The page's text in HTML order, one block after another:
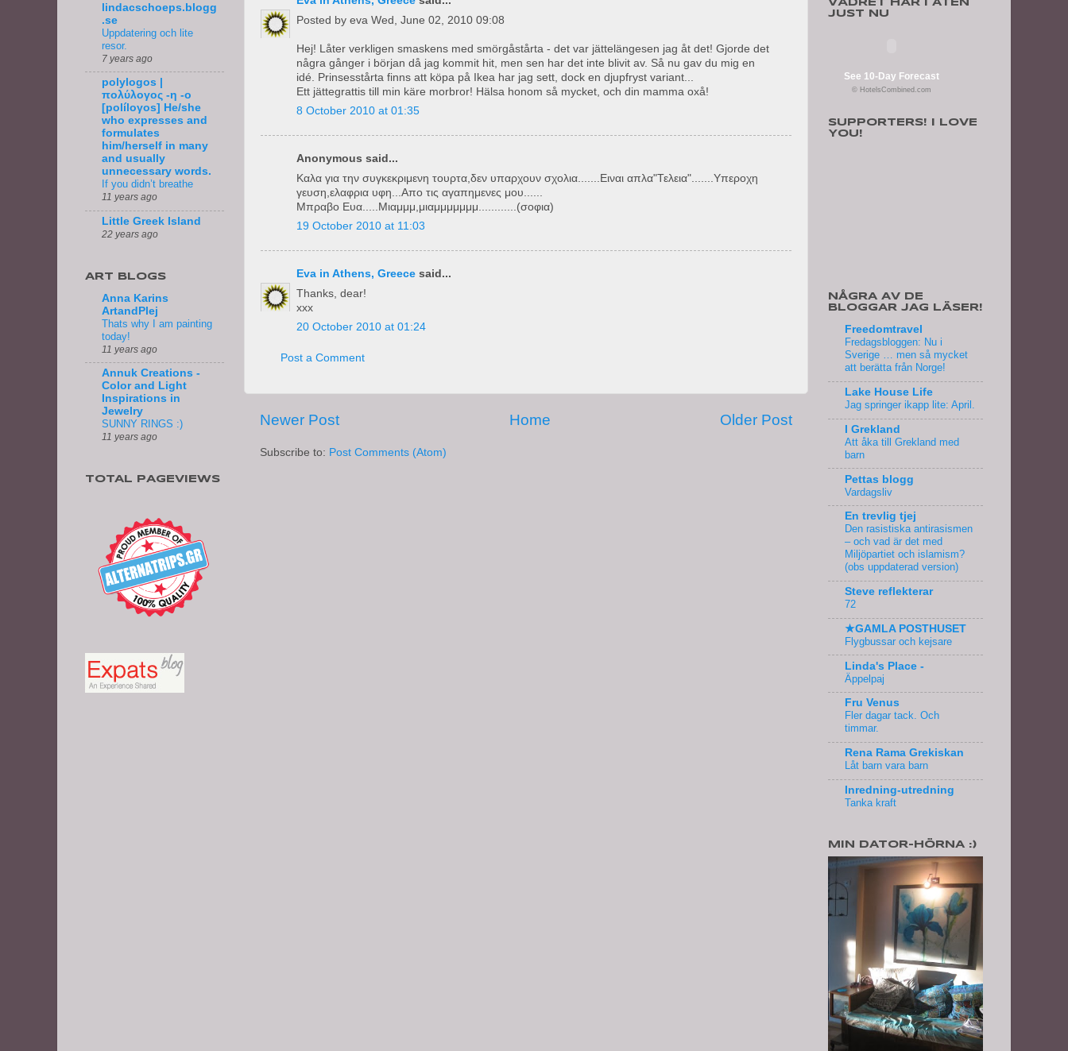
Posted by eva Wed, June 02, 2010 09:08
Hej! Låter verkligen smaskens med smörgåstårta - det var jättelängesen jag åt det! Gjorde det
några gånger i början då jag kommit hit, men sen har det inte blivit av. Så nu gav du mig en
idé. Prinsesstårta finns att köpa på Ikea har jag sett, dock en djupfryst variant...
Ett jättegrattis till min käre morbror! Hälsa honom så mycket, och din mamma oxå!
8 October 2010 at 01:35
Anonymous said...
Καλα για την συγκεκριμενη τουρτα,δεν υπαρχουν σχολια.......Ειναι απλα"Τελεια".......Υπεροχη
γευση,ελαφρια υφη...Απο τις αγαπημενες μου......
Μπραβο Ευα.....Μιαμμμ,μιαμμμμμμμ............(σοφια)
19 October 2010 at 11:03
Eva in Athens, Greece said...
Thanks, dear!
xxx
20 October 2010 at 01:24
Post a Comment
Newer Post Older Post
Home
Subscribe to: Post Comments (Atom)
lindacschoeps.blogg
.se
Uppdatering och lite
resor.
7 years ago
polylogos |
πολύλογος -η -ο
[políloγos] He/she
who expresses and
formulates
him/herself in many
and usually
unnecessary words.
If you didn’t breathe
11 years ago
Little Greek Island
22 years ago
ART BLOGS
Anna Karins
ArtandPlej
Thats why I am painting
today!
11 years ago
Annuk Creations -
Color and Light
Inspirations in
Jewelry
SUNNY RINGS :)
11 years ago
TOTAL PAGEVIEWS
VÄDRET HÄR I ATEN
JUST NU
See 10-Day Forecast
© HotelsCombined.com
SUPPORTERS! I LOVE
YOU!
NÅGRA AV DE
BLOGGAR JAG LÄSER!
Freedomtravel
Fredagsbloggen: Nu i
Sverige … men så mycket
att berätta från Norge!
Lake House Life
Jag springer ikapp lite: April.
I Grekland
Att åka till Grekland med
barn
Pettas blogg
Vardagsliv
En trevlig tjej
Den rasistiska antirasismen
– och vad är det med
Miljöpartiet och islamism?
(obs uppdaterad version)
Steve reflekterar
72
★GAMLA POSTHUSET
Flygbussar och kejsare
Linda's Place -
Äppelpaj
Fru Venus
Fler dagar tack. Och
timmar.
Rena Rama Grekiskan
Låt barn vara barn
Inredning-utredning
Tanka kraft
MIN DATOR-HÖRNA :)